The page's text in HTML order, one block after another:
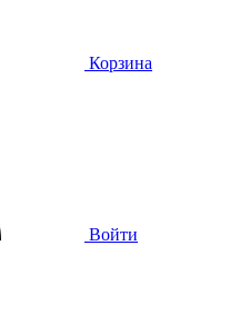
Корзина
Войти